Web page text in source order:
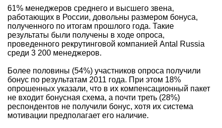
61% менеджеров среднего и высшего звена,
работающих в России, довольны размером бонуса,
полученного по итогам прошлого года. Такие
результаты были получены в ходе опроса,
проведенного рекрутинговой компанией Antal Russia
среди 3 200 менеджеров.
Более половины (54%) участников опроса получили
бонус по результатам 2011 года. При этом 18%
опрошенных указали, что в их компенсационный пакет
не входит бонусная схема, а почти треть (28%)
респондентов не получили бонус, хотя их система
мотивации предполагает его наличие.